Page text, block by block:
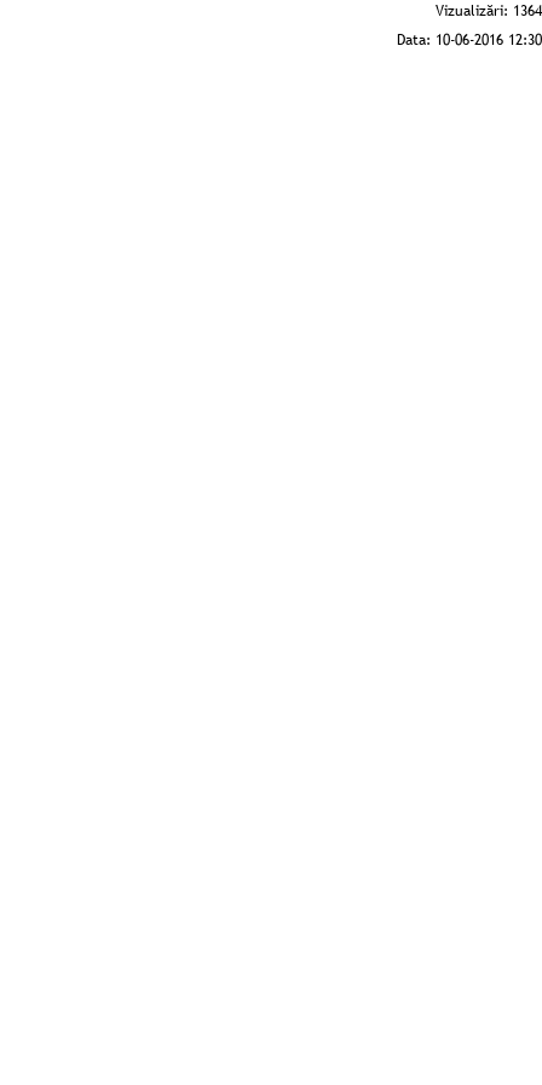
Vizualizări: 1364
Data: 10-06-2016 12:30